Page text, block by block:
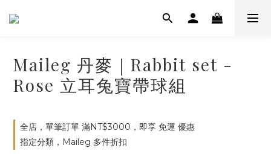
Maileg 丹麥｜Rabbit set -
Rose 立耳兔寶帶球組
全店，單筆訂單 滿NT$3000，即享 免運 優惠
指定分類，Maileg 多件折扣